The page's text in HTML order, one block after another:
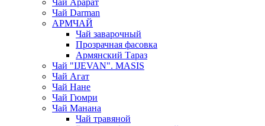
Чай Арарат
Чай Darman
АРМЧАЙ
Чай заварочный
Прозрачная фасовка
Армянский Тараз
Чай "IJEVAN". MASIS
Чай Агат
Чай Нане
Чай Гюмри
Чай Манана
Чай травяной